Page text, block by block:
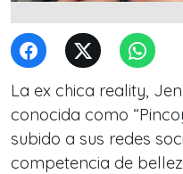
La ex chica reality,
conocida como
subido a sus redes
competencia de